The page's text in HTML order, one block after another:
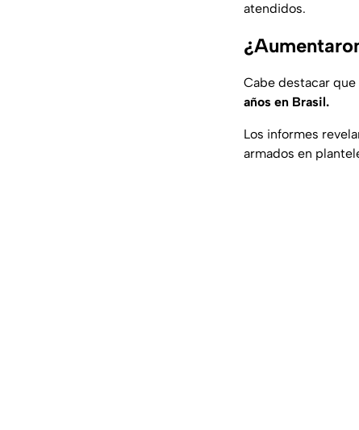
atendidos.
Cabe destacar que
años en Brasil.
Los informes
armados en